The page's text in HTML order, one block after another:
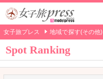
女子旅プレス 地域で探す(その他)
Spot Ranking